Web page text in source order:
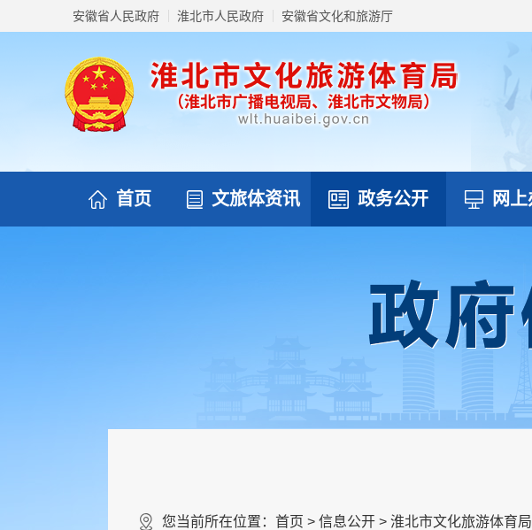
安徽省人民政府 淮北市人民政府 安徽省文化和旅游厅
首页 文旅体资讯 政务公开 网
您当前所在位置： 首页 > 信息公开 > 淮北市文化旅游体育局